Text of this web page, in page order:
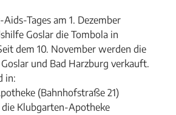
Tages am 1. Dezember
Goslar die Tombola in
dem 10. November werden die
und Bad Harzburg verkauft.
in:
(Bahnhofstraße 21)
die Klubgarten-Apotheke